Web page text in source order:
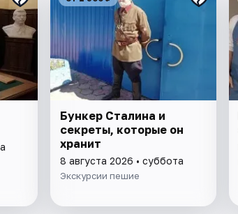
Бункер Сталина и
секреты, которые он
хранит
8 августа 2026 • суббота
Экскурсии пешие